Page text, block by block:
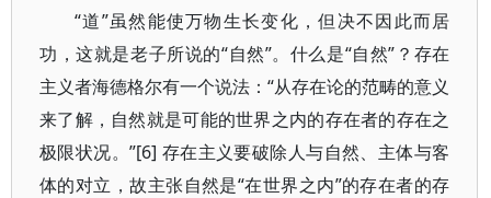
“道”虽然能使万物生长变化，但决不因此而居
功，这就是老子所说的“自然”。什么是“自然”？存在
主义者海德格尔有一个说法：“从存在论的范畴的意义
来了解，自然就是可能的世界之内的存在者的存在之
极限状况。”[6] 存在主义要破除人与自然、主体与客
体的对立，故主张自然是“在世界之内”的存在者的存